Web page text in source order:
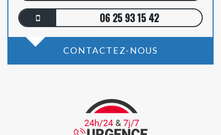
06 25 93 15 42
CONTACTEZ-NOUS